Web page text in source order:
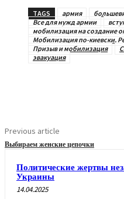
TAGS армия
Все для нужд армии
мобилизация на создание
Мобилизация по-киевски.
Призыв и мобилизация
эвакуация
Previous article
Выбираем женские цепочки
Политические жертвы
Украины
14.04.2025